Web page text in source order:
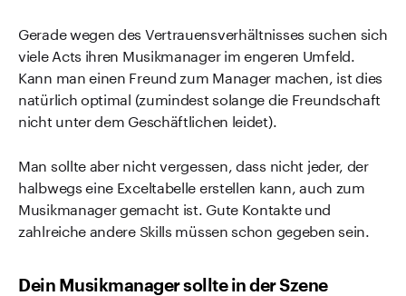
Gerade wegen des Vertrauensverhältnisses suchen sich
viele Acts ihren Musikmanager im engeren Umfeld.
Kann man einen Freund zum Manager machen, ist dies
natürlich optimal (zumindest solange die Freundschaft
nicht unter dem Geschäftlichen leidet).
Man sollte aber nicht vergessen, dass nicht jeder, der
halbwegs eine Exceltabelle erstellen kann, auch zum
Musikmanager gemacht ist. Gute Kontakte und
zahlreiche andere Skills müssen schon gegeben sein.
Dein Musikmanager sollte in der Szene